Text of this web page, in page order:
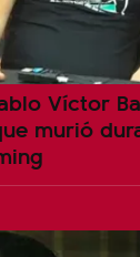
Víctor
murió